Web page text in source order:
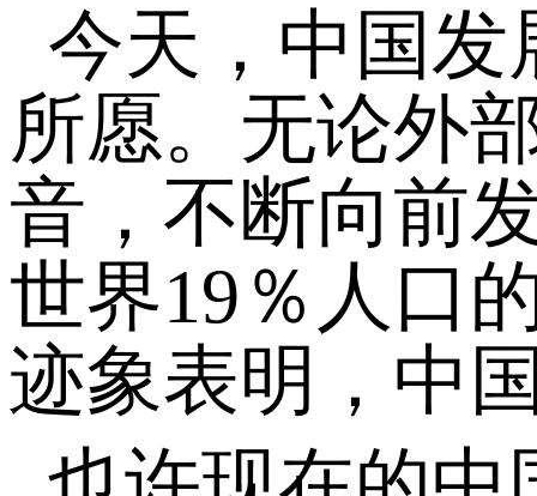
今天，中国发
所愿。无论外
音，不断向前
世界19％人口
迹象表明，中